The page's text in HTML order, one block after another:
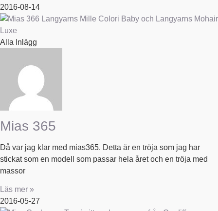
2016-08-14
Alla Inlägg
Mias 365
Då var jag klar med mias365. Detta är en tröja som jag har
stickat som en modell som passar hela året och en tröja med
massor
Läs mer »
2016-05-27